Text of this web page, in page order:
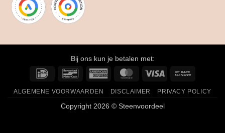
Bij ons kun je betalen met:
IDeal
BancontactAmerican
MasterCardVisa
ALGEMENE VOORWAARDEN DISCLAIMER PRIVACY POLICY
Copyright 2026 © Steenvoordeel